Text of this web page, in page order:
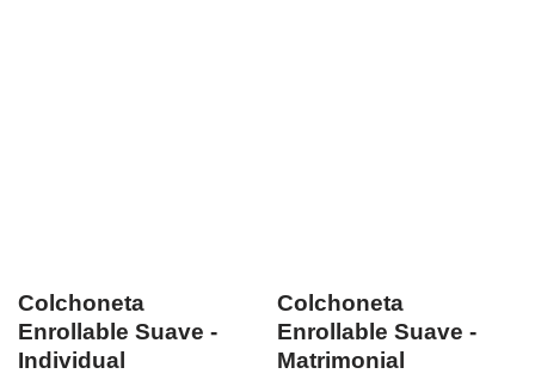
Colchoneta
Enrollable Suave -
Individual
Colchoneta
Enrollable Suave -
Matrimonial